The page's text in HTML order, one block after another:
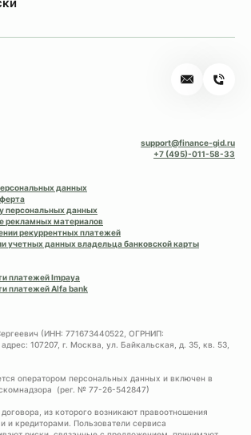
support@finance-gid.ru
+7 (495)-011-58-33
данных
персональных данных
рекламных материалов
рекуррентных платежей
учетных данных владельца банковской карты
платежей Impaya
платежей Alfa bank
(ИНН: 771673440522, ОГРНИП:
107207, г. Москва, ул. Байкальская, д. 35, кв. 53,
оператором персональных данных и включен в
(рег. № 77-26-542847)
из которого возникают правоотношения
и кредиторами. Пользователи сервиса